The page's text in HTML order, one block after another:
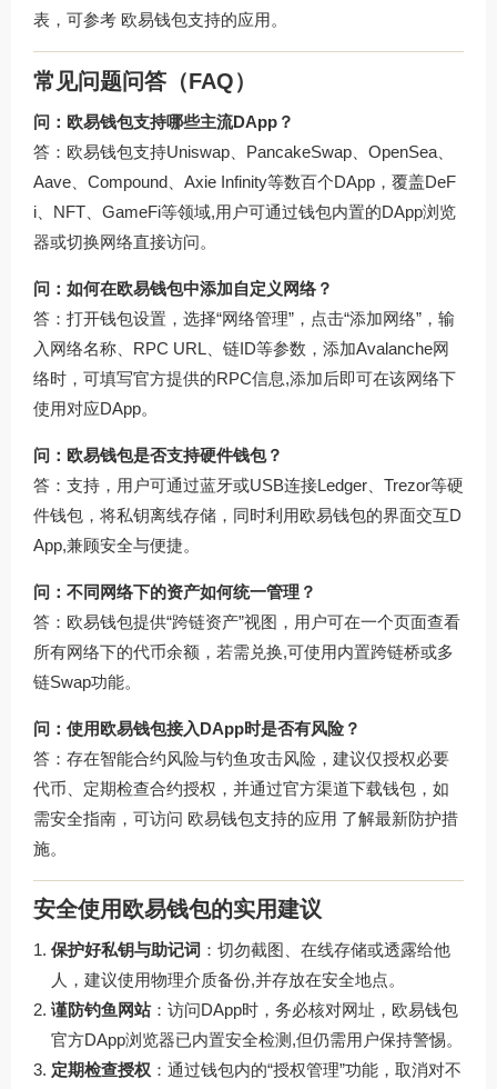
表，可参考 欧易钱包支持的应用。
常见问题问答（FAQ）
问：欧易钱包支持哪些主流DApp？
答：欧易钱包支持Uniswap、PancakeSwap、OpenSea、
Aave、Compound、Axie Infinity等数百个DApp，覆盖DeF
i、NFT、GameFi等领域,用户可通过钱包内置的DApp浏览
器或切换网络直接访问。
问：如何在欧易钱包中添加自定义网络？
答：打开钱包设置，选择“网络管理”，点击“添加网络”，输
入网络名称、RPC URL、链ID等参数，添加Avalanche网
络时，可填写官方提供的RPC信息,添加后即可在该网络下
使用对应DApp。
问：欧易钱包是否支持硬件钱包？
答：支持，用户可通过蓝牙或USB连接Ledger、Trezor等硬
件钱包，将私钥离线存储，同时利用欧易钱包的界面交互D
App,兼顾安全与便捷。
问：不同网络下的资产如何统一管理？
答：欧易钱包提供“跨链资产”视图，用户可在一个页面查看
所有网络下的代币余额，若需兑换,可使用内置跨链桥或多
链Swap功能。
问：使用欧易钱包接入DApp时是否有风险？
答：存在智能合约风险与钓鱼攻击风险，建议仅授权必要
代币、定期检查合约授权，并通过官方渠道下载钱包，如
需安全指南，可访问 欧易钱包支持的应用 了解最新防护措
施。
安全使用欧易钱包的实用建议
保护好私钥与助记词 ：切勿截图、在线存储或透露给他
人，建议使用物理介质备份,并存放在安全地点。
谨防钓鱼网站：访问DApp时，务必核对网址，欧易钱包
官方DApp浏览器已内置安全检测,但仍需用户保持警惕。
定期检查授权 ：通过钱包内的“授权管理”功能，取消对不